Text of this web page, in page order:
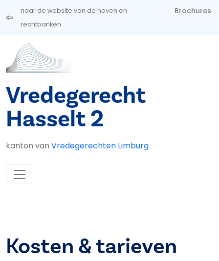
Overslaan en naar de inhoud gaan
naar de website van de hoven en
rechtbanken
Brochures
Vredegerecht
Hasselt 2
kanton van Vredegerechten Limburg
Kosten & tarieven